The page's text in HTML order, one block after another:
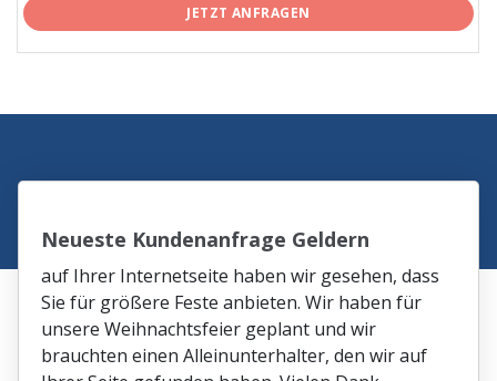
JETZT ANFRAGEN
Neueste Kundenanfrage Geldern
auf Ihrer Internetseite haben wir gesehen, dass
Sie für größere Feste anbieten. Wir haben für
unsere Weihnachtsfeier geplant und wir
brauchten einen Alleinunterhalter, den wir auf